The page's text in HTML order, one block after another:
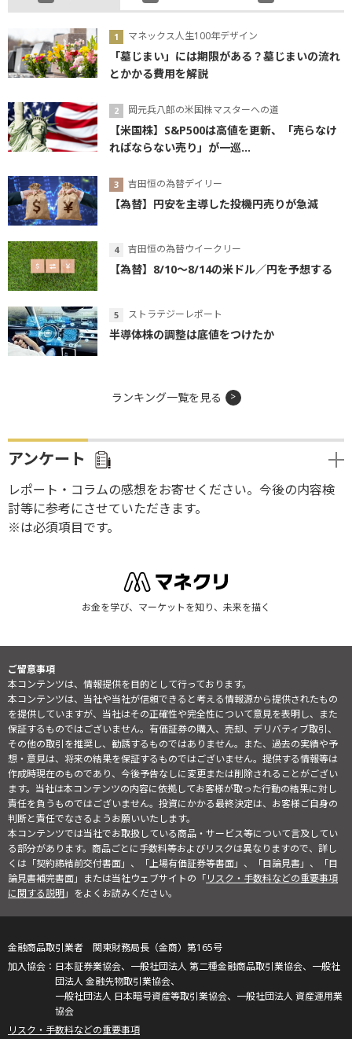
マネックス人生100年デザイン
「墓じまい」には期限がある？墓じまいの流れ
とかかる費用を解説
岡元兵八郎の米国株マスターへの道
【米国株】S&P500は高値を更新、「売らなけ
ればならない売り」が一巡...
吉田恒の為替デイリー
【為替】円安を主導した投機円売りが急減
吉田恒の為替ウイークリー
【為替】8/10～8/14の米ドル／円を予想する
ストラテジーレポート
半導体株の調整は底値をつけたか
ランキング一覧を見る
アンケート
レポート・コラムの感想をお寄せください。今後の内容検
討等に参考にさせていただきます。
※は必須項目です。
お金を学び、マーケットを知り、未来を描く
ご留意事項
本コンテンツは、情報提供を目的として行っております。
本コンテンツは、当社や当社が信頼できると考える情報源から提供されたもの
を提供していますが、当社はその正確性や完全性について意見を表明し、また
保証するものではございません。有価証券の購入、売却、デリバティブ取引、
その他の取引を推奨し、勧誘するものではありません。また、過去の実績や予
想・意見は、将来の結果を保証するものではございません。提供する情報等は
作成時現在のものであり、今後予告なしに変更または削除されることがござい
ます。当社は本コンテンツの内容に依拠してお客様が取った行動の結果に対し
責任を負うものではございません。投資にかかる最終決定は、お客様ご自身の
判断と責任でなさるようお願いいたします。
本コンテンツでは当社でお取扱している商品・サービス等について言及してい
る部分があります。商品ごとに手数料等およびリスクは異なりますので、詳し
くは「契約締結前交付書面」、「上場有価証券等書面」、「目論見書」、「目
論見書補完書面」または当社ウェブサイトの「リスク・手数料などの重要事項
に関する説明」をよくお読みください。
金融商品取引業者 関東財務局長（金商）第165号
日本証券業協会、一般社団法人 第二種金融商品取引業協会、一般社
団法人 金融先物取引業協会、
一般社団法人 日本暗号資産等取引業協会、一般社団法人 資産運用業
協会
リスク・手数料などの重要事項